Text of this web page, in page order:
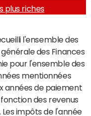
plus riches
l'ensemble des
des Finances
pour l'ensemble des
mentionnées
années de paiement
des revenus
impôts de l'année